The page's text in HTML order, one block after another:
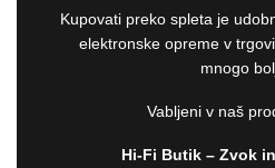
Kupovati preko spleta je
elektronske opreme v
mnogo
Vabljeni v naš
Hi-Fi Butik – Zvok